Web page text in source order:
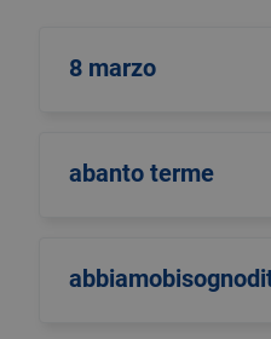
8 marzo
abanto terme